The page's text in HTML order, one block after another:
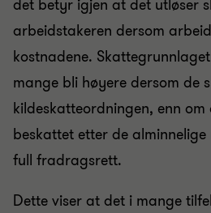
det betyr igjen at det utløser
arbeidstakeren dersom
kostnadene.
mange bli høyere dersom de
kildeskatteordningen, enn
beskattet etter de
full fradragsrett.
Dette viser at det i mange